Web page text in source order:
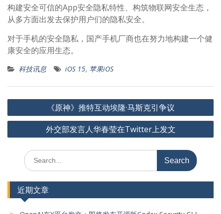
构建安全可信的App安全隐私特性、构筑物联网安全生态，
从多方面出发去保护用户们的隐私安全。
对于手机的安全隐私，国产手机厂商也在努力地构建一个健
康安全的应用生态。
科技讯息 iOS 15, 苹果iOS
文
章
《原神》推特互动埃隆·马斯克引争议
外交部发言人华春莹在Twitter上发文
Search
for:
近期文章